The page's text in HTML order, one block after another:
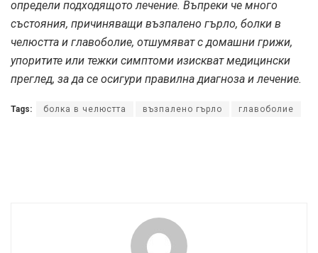
определи подходящото лечение. Въпреки че много
състояния, причиняващи възпалено гърло, болки в
челюстта и главоболие, отшумяват с домашни грижи,
упоритите или тежки симптоми изискват медицински
преглед, за да се осигури правилна диагноза и лечение.
Tags: болка в челюстта възпалено гърло главоболие